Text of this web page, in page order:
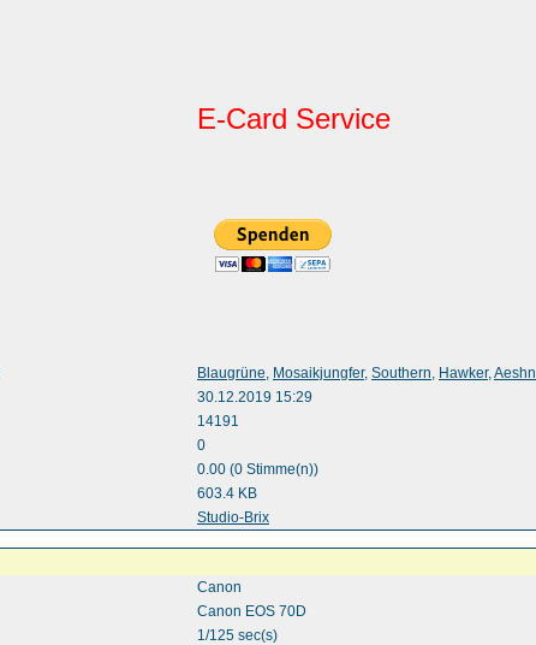
E-Card Service
Blaugrüne, Mosaikjungfer, Southern, Hawker,
30.12.2019 15:29
14191
0
0.00 (0 Stimme(n))
603.4 KB
Studio-Brix
Canon
Canon EOS 70D
1/125 sec(s)